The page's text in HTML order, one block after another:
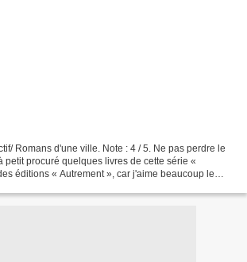
Romans d'une ville. Note : 4 / 5. Ne pas perdre le
petit procuré quelques livres de cette série «
éditions « Autrement », car j'aime beaucoup le